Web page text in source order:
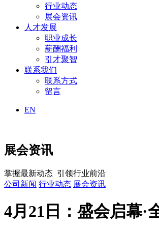
行业动态
展会资讯
人才发展
职业成长
薪酬福利
引才聚智
联系我们
联系方式
留言
EN
展会资讯
掌握最新动态 引领行业前沿
公司新闻 行业动态 展会资讯
4月21日：盛会启幕·